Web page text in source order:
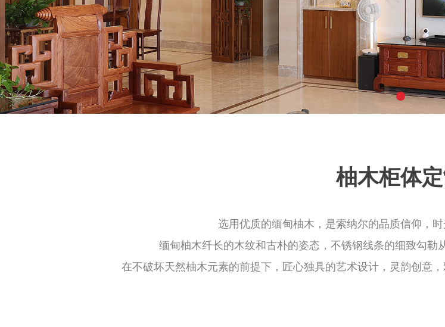
柚木柜体定
选用优质的缅甸柚木，是索纳尔的品质信仰，时
缅甸柚木纤长的木纹和古朴的姿态，不锈钢线条的细致勾勒
在不破坏天然柚木元素的前提下，匠心独具的艺术设计，灵韵创意